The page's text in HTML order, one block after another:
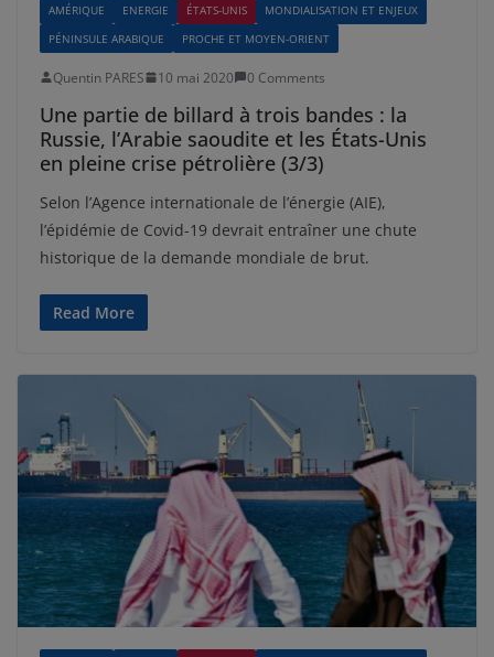
AMÉRIQUE ENERGIE ÉTATS-UNIS
MONDIALISATION ET ENJEUX
PÉNINSULE ARABIQUE
PROCHE ET MOYEN-ORIENT
Quentin PARES 10 mai 2020 0 Comments
Une partie de billard à trois bandes : la
Russie, l’Arabie saoudite et les États-Unis
en pleine crise pétrolière (3/3)
Selon l’Agence internationale de l’énergie (AIE),
l’épidémie de Covid-19 devrait entraîner une chute
historique de la demande mondiale de brut.
Read More